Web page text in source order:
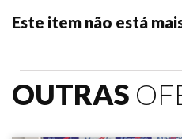
Este item não está
OUTRAS